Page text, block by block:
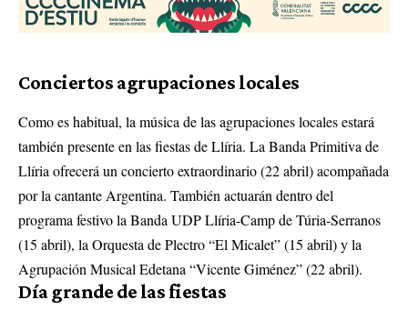
Conciertos agrupaciones locales
Como es habitual, la música de las agrupaciones locales estará
también presente en las fiestas de Llíria. La Banda Primitiva de
Llíria ofrecerá un concierto extraordinario (22 abril) acompañada
por la cantante Argentina. También actuarán dentro del
programa festivo la Banda UDP Llíria-Camp de Túria-Serranos
(15 abril), la Orquesta de Plectro “El Micalet” (15 abril) y la
Agrupación Musical Edetana “Vicente Giménez” (22 abril).
Día grande de las fiestas